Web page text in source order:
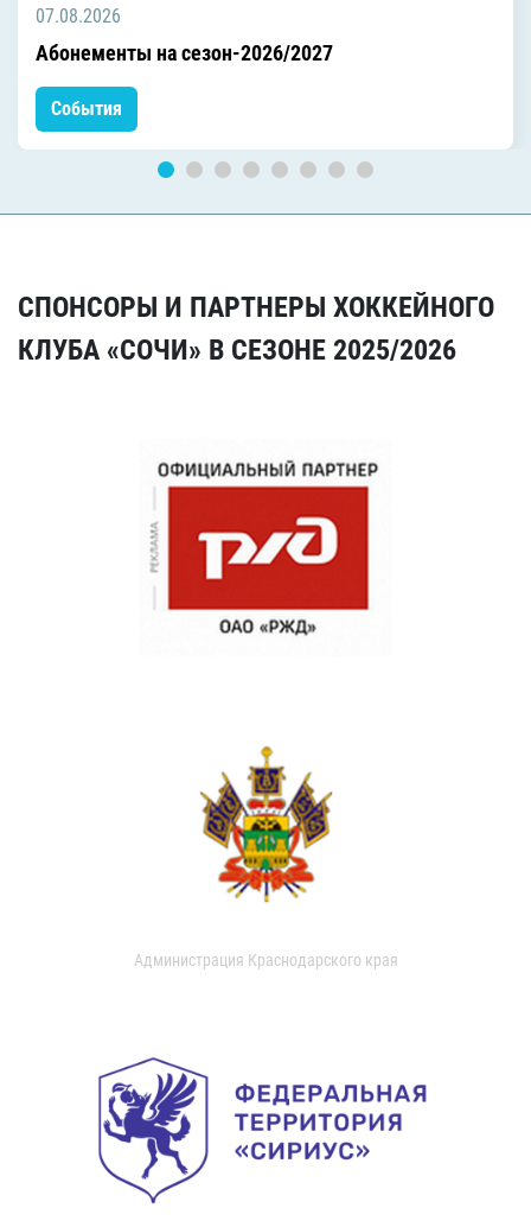
07.08.2026
Абонементы на сезон-2026/2027
События
СПОНСОРЫ И ПАРТНЕРЫ ХОККЕЙНОГО
КЛУБА «СОЧИ» В СЕЗОНЕ 2025/2026
Администрация Краснодарского края